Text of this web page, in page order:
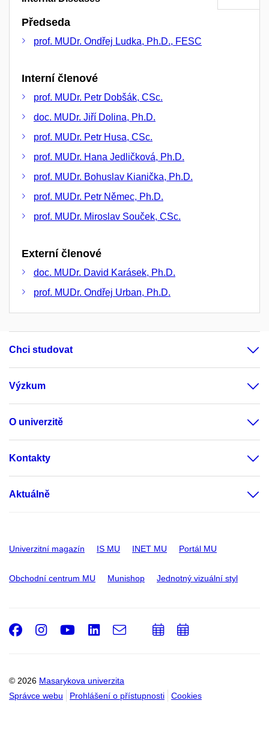
Předseda
prof. MUDr. Ondřej Ludka, Ph.D., FESC
Interní členové
prof. MUDr. Petr Dobšák, CSc.
doc. MUDr. Jiří Dolina, Ph.D.
prof. MUDr. Petr Husa, CSc.
prof. MUDr. Hana Jedličková, Ph.D.
prof. MUDr. Bohuslav Kianička, Ph.D.
prof. MUDr. Petr Němec, Ph.D.
prof. MUDr. Miroslav Souček, CSc.
Externí členové
doc. MUDr. David Karásek, Ph.D.
prof. MUDr. Ondřej Urban, Ph.D.
Chci studovat
Výzkum
O univerzitě
Kontakty
Aktuálně
Univerzitní magazín IS MU INET MU Portál MU
Obchodní centrum MU Munishop Jednotný vizuální styl
© 2026 Masarykova univerzita
Správce webu
Prohlášení o přístupnosti Cookies
Facebook
Instagram
Youtube
LinkedIn
e-
PřidatPřidat